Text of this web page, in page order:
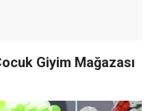
Giyim Mağazası